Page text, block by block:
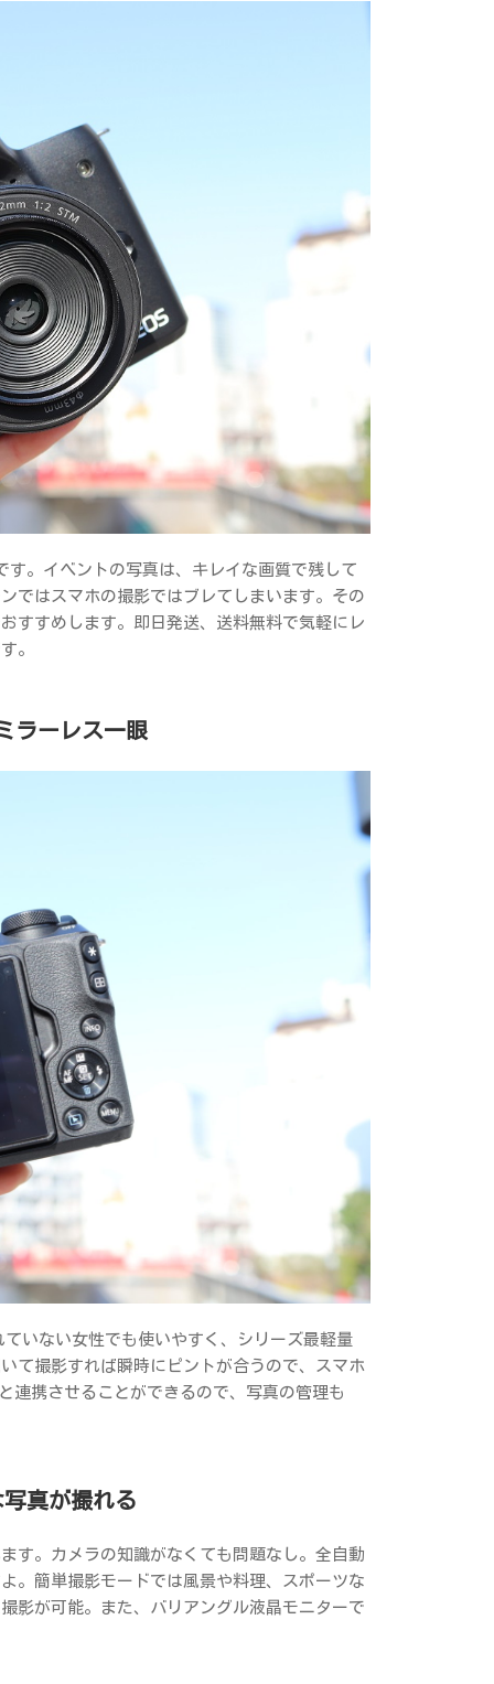
す。イベントの写真は、キレイな画質で残して
ではスマホの撮影ではブレてしまいます。その
すすめします。即日発送、送料無料で気軽にレ
。
ラーレス一眼
いない女性でも使いやすく、シリーズ最軽量
て撮影すれば瞬時にピントが合うので、スマホ
連携させることができるので、写真の管理も
真が撮れる
す。カメラの知識がなくても問題なし。全自動
。簡単撮影モードでは風景や料理、スポーツな
影が可能。また、バリアングル液晶モニターで